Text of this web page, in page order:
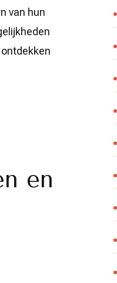
van hun
en